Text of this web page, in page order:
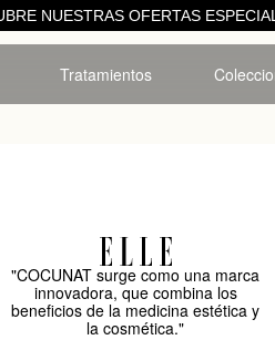
NUESTRAS OFERTAS
Tratamientos
"COCUNAT surge como una marca
innovadora, que combina los
beneficios de la medicina estética y
la cosmética."